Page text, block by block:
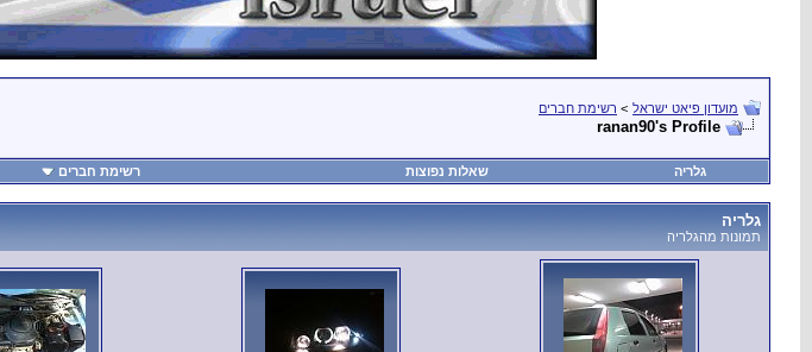
מועדון פיאט ישראל > רשימת חברים
ranan90's Profile
גלריה שאלות נפוצות רשימת חברים
גלריה
תמונות מהגלריה